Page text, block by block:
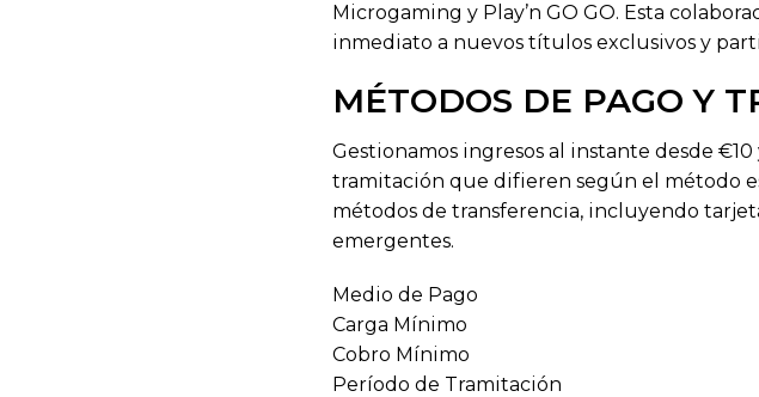
Microgaming y Play’n GO GO. Esta
inmediato a nuevos títulos exclusivos y
MÉTODOS DE PAGO Y
Gestionamos ingresos al instante desde
tramitación que difieren según el método
métodos de transferencia, incluyendo
emergentes.
Medio de Pago
Carga Mínimo
Cobro Mínimo
Período de Tramitación